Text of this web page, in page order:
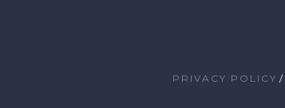
PRIVACY POLICY